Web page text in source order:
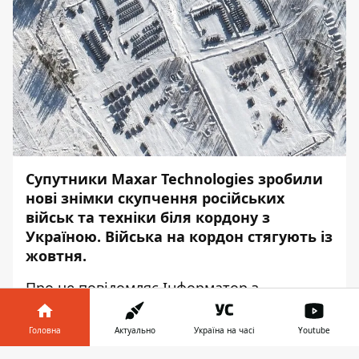
Супутники Maxar Technologies зробили
нові знімки скупчення російських
військ та техніки біля кордону з
Україною. Війська на кордон стягують із
жовтня.
Про це повідомляє Інформаторз
посиланням на Reuters
Російські сили перебувають у трьох
Головна Актуально Україна на часі Youtube